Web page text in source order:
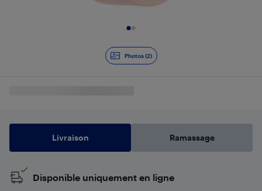
Photos (2)
Livraison Ramassage
Disponible uniquement en ligne